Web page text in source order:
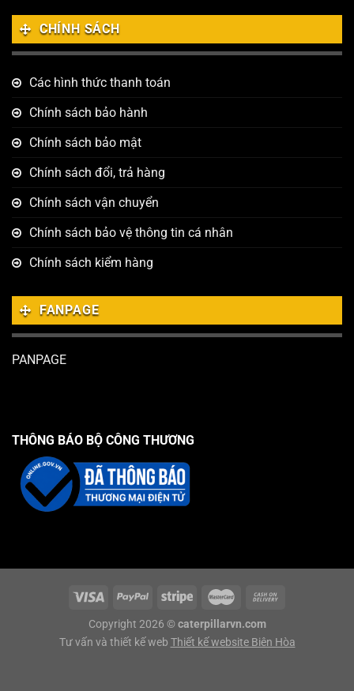
CHÍNH SÁCH
Các hình thức thanh toán
Chính sách bảo hành
Chính sách bảo mật
Chính sách đổi, trả hàng
Chính sách vận chuyển
Chính sách bảo vệ thông tin cá nhân
Chính sách kiểm hàng
FANPAGE
PANPAGE
THÔNG BÁO BỘ CÔNG THƯƠNG
Copyright 2026 © caterpillarvn.com
Tư vấn và thiết kế web Thiết kế website Biên Hòa